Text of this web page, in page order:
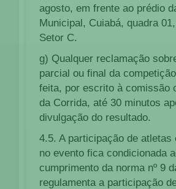
agosto, em frente ao prédio
Municipal, Cuiabá, quadra
Setor C.
g) Qualquer reclamação
parcial ou final da
feita, por escrito à comissão
da Corrida, até 30 minutos
divulgação do resultado.
4.5. A participação de atletas
no evento fica condicionada
cumprimento da norma nº 9
regulamenta a participação